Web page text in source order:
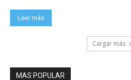
Leer más
Cargar más
MAS POPULAR